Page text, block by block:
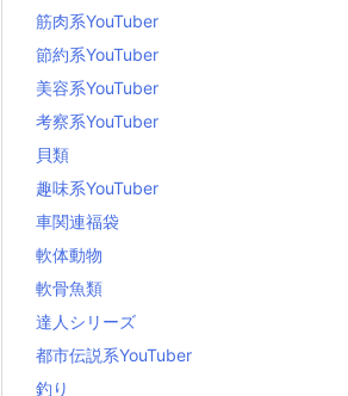
筋肉系YouTuber
節約系YouTuber
美容系YouTuber
考察系YouTuber
貝類
趣味系YouTuber
車関連福袋
軟体動物
軟骨魚類
達人シリーズ
都市伝説系YouTuber
釣り